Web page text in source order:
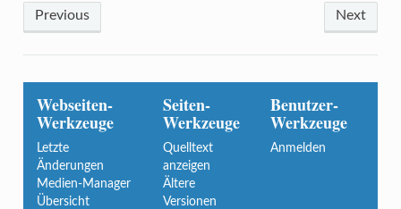
Previous Next
Webseiten-
Werkzeuge
Letzte
Änderungen
Medien-Manager
Übersicht
Seiten-
Werkzeuge
Quelltext
anzeigen
Ältere
Versionen
Benutzer-
Werkzeuge
Anmelden